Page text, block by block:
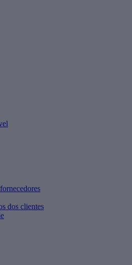
dos clientes